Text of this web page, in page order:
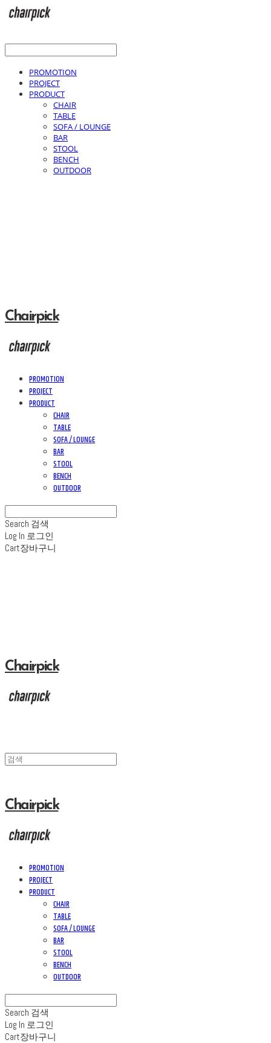
PROMOTION
PROJECT
PRODUCT
CHAIR
TABLE
SOFA / LOUNGE
BAR
STOOL
BENCH
OUTDOOR
Chairpick
PROMOTION
PROJECT
PRODUCT
CHAIR
TABLE
SOFA / LOUNGE
BAR
STOOL
BENCH
OUTDOOR
Search 검색
Log In 로그인
Cart장바구니
Chairpick
Chairpick
PROMOTION
PROJECT
PRODUCT
CHAIR
TABLE
SOFA / LOUNGE
BAR
STOOL
BENCH
OUTDOOR
Search 검색
Log In 로그인
Cart장바구니